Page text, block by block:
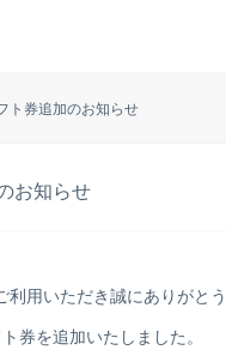
ト券追加のお知らせ
お知らせ
利用いただき誠にありがとう
券を追加いたしました。